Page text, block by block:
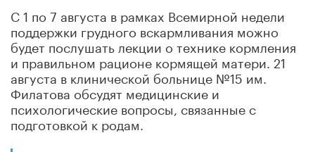
С 1 по 7 августа в рамках Всемирной недели
поддержки грудного вскармливания можно
будет послушать лекции о технике кормления
и правильном рационе кормящей матери. 21
августа в клинической больнице №15 им.
Филатова обсудят медицинские и
психологические вопросы, связанные с
подготовкой к родам.